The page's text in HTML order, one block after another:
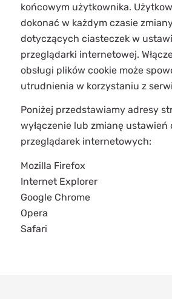
końcowym użytkownika.
dokonać w każdym czasie
dotyczących ciasteczek w
przeglądarki internetowej.
obsługi plików cookie może
utrudnienia w korzystaniu z
Poniżej przedstawiamy adresy
wyłączenie lub zmianę
przeglądarek internetowych:
Mozilla Firefox
Internet Explorer
Google Chrome
Opera
Safari